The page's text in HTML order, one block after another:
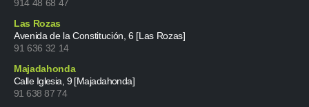
914 48 68 47
Las Rozas
Avenida de la Constitución, 6 [Las Rozas]
91 636 32 14
Majadahonda
Calle Iglesia, 9 [Majadahonda]
91 638 87 74